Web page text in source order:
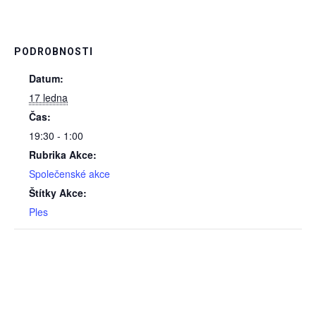
PODROBNOSTI
Datum:
17 ledna
Čas:
19:30 - 1:00
Rubrika Akce:
Společenské akce
Štítky Akce:
Ples